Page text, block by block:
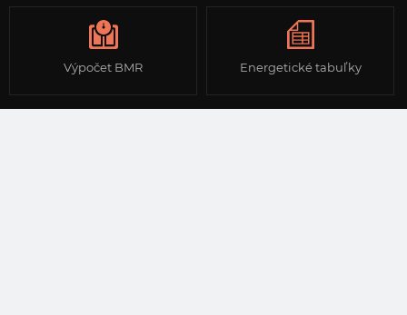
Výpočet BMR Energetické tabuľky